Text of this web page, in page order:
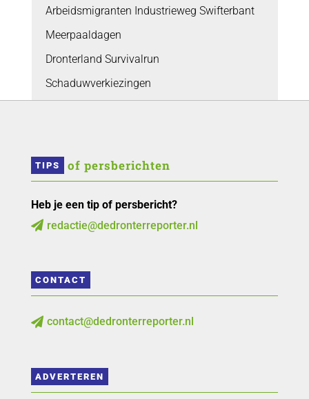
Arbeidsmigranten Industrieweg Swifterbant
Meerpaaldagen
Dronterland Survivalrun
Schaduwverkiezingen
TIPS of persberichten
Heb je een tip of persbericht?
 redactie@dedronterreporter.nl
CONTACT
 contact@dedronterreporter.nl
ADVERTEREN